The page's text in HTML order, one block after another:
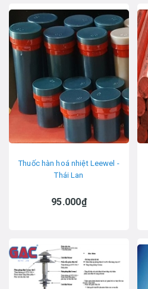
Thuốc hàn hoá nhiệt Leewel -
Thái Lan
95.000₫